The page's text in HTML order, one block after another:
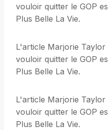
vouloir quitter le GOP
Plus Belle La Vie.
L'article Marjorie
vouloir quitter le GOP
Plus Belle La Vie.
L'article Marjorie
vouloir quitter le GOP
Plus Belle La Vie.